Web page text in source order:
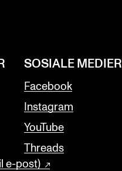
e-post)
SOSIALE MEDIER
Facebook
Instagram
YouTube
Threads